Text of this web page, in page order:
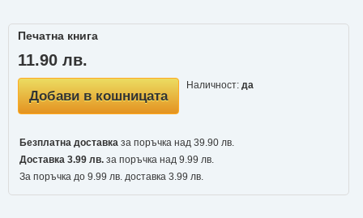
Печатна книга
11.90 лв.
Добави в кошницата
Наличност: да
Безплатна доставказа поръчка над 39.90 лв.
Доставка 3.99 лв.за поръчка над 9.99 лв.
За поръчка до 9.99 лв. доставка 3.99 лв.